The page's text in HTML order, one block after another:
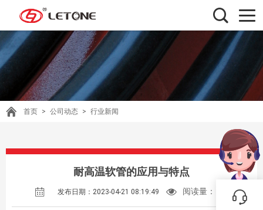
首页 > 公司动态 > 行业新闻
耐高温软管的应用与特点
发布日期：2023-04-21 08:19:49 阅读量：